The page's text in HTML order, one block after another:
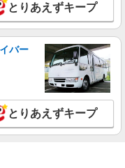
とりあえずキープ
バー
とりあえずキープ